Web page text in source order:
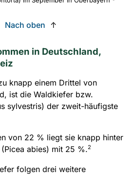
Nach oben ↑
in Deutschland,
knapp einem Drittel von
ist die Waldkiefer bzw.
sylvestris) der zweit-häufigste
von 22 % liegt sie knapp hinter
abies) mit 25 %.2
folgen drei weitere